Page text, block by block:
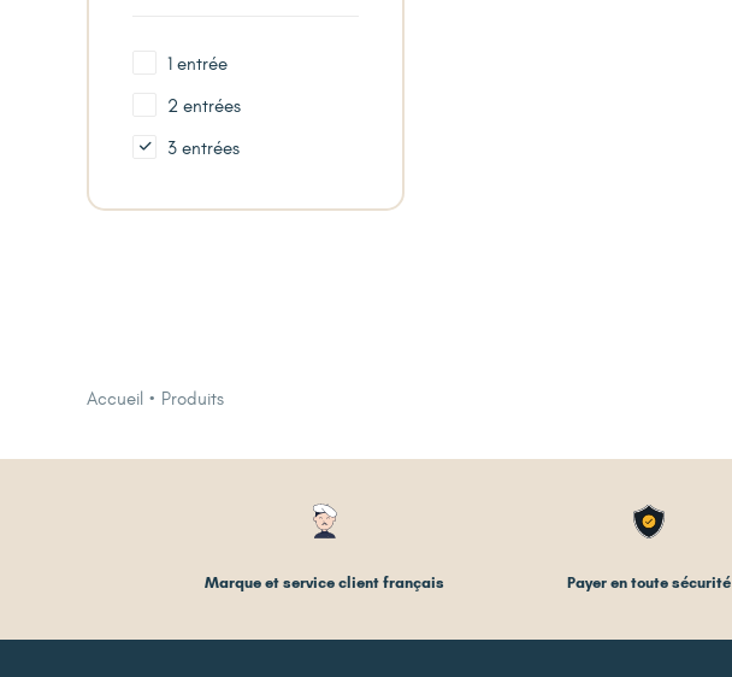
1 entrée
2 entrées
3 entrées
Accueil Produits
Marque et service client français Payer en toute sécurité